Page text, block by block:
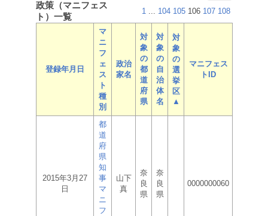
政策（マニフェス
ト）一覧
1 ... 104 105 106 107 108
登録年月日
マ
ニ
フ
ェ
ス
ト
種
別
政治
家名
対
象
の
都
道
府
県
対
象
の
自
治
体
名
対
象
の
選
挙
区
▲
マニフェス
トID
2015年3月27
日
都
道
府
県
知
事
マ
ニ
フ
山下
真
奈
良
県
奈
良
県
0000000060